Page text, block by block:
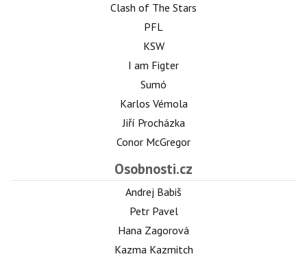
Clash of The Stars
PFL
KSW
I am Figter
Sumó
Karlos Vémola
Jiří Procházka
Conor McGregor
Osobnosti.cz
Andrej Babiš
Petr Pavel
Hana Zagorová
Kazma Kazmitch